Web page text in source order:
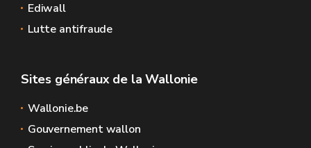
Ediwall
Lutte antifraude
Sites généraux de la Wallonie
Wallonie.be
Gouvernement wallon